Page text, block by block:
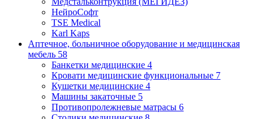
НейроСофт
TSE Medical
Karl Kaps
Аптечное, больничное оборудование и медицинская
мебель 58
Банкетки медицинские 4
Кровати медицинские функциональные 7
Кушетки медицинские 4
Машины закаточные 5
Противопролежневые матрасы 6